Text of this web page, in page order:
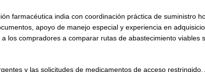
farmacéutica india con coordinación práctica de suministro
apoyo de manejo especial y experiencia en
a los compradores a comparar rutas de abastecimiento
y las solicitudes de medicamentos de acceso